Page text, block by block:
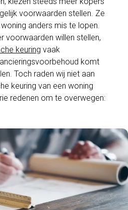
voorwaarden stellen. Ze
anders mis te lopen.
voorwaarden willen stellen,
keuring vaak
komt
Toch raden wij niet aan
keuring van een woning
redenen om te overwegen: